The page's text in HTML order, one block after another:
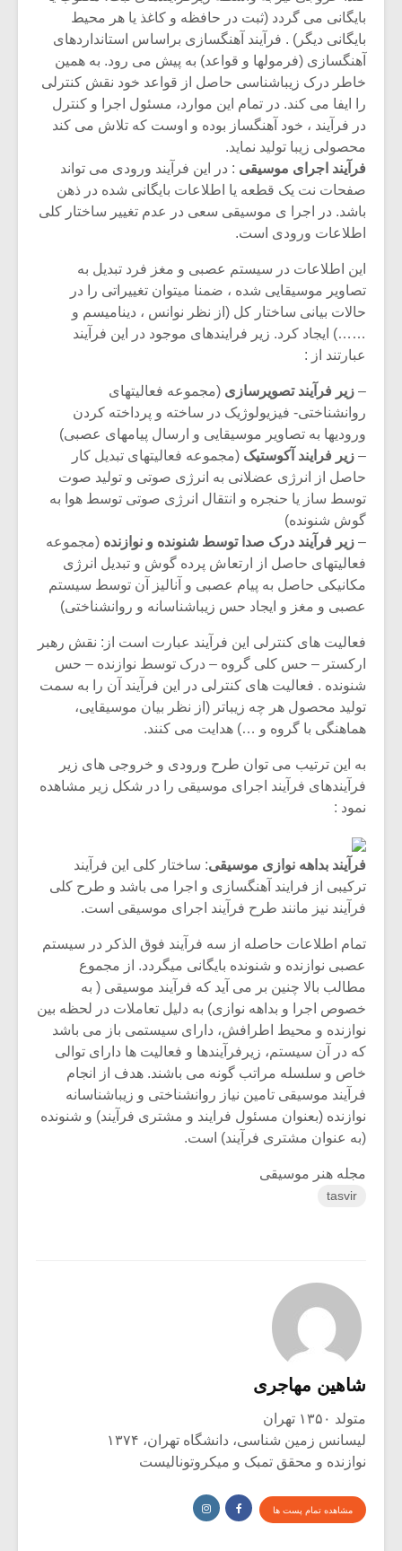
بایگانی می گردد (ثبت در حافظه و کاغذ یا هر محیط
بایگانی دیگر) . فرآیند آهنگسازی براساس استانداردهای
آهنگسازی (فرمولها و قواعد) به پیش می رود. به همین
خاطر درک زیباشناسی حاصل از قواعد خود نقش کنترلی
را ایفا می کند. در تمام این موارد، مسئول اجرا و کنترل
در فرآیند ، خود آهنگساز بوده و اوست که تلاش می کند
محصولی زیبا تولید نماید.
فرآیند اجرای موسیقی : در این فرآیند ورودی می تواند
صفحات نت یک قطعه یا اطلاعات بایگانی شده در ذهن
باشد. در اجرا ی موسیقی سعی در عدم تغییر ساختار کلی
اطلاعات ورودی است.
این اطلاعات در سیستم عصبی و مغز فرد تبدیل به
تصاویر موسیقایی شده ، ضمنا میتوان تغییراتی را در
حالات بیانی ساختار کل (از نظر نوانس ، دینامیسم و
……) ایجاد کرد. زیر فرایندهای موجود در این فرآیند
عبارتند از :
– زیر فرآیند تصویرسازی (مجموعه فعالیتهای
روانشناختی- فیزیولوژیک در ساخته و پرداخته کردن
ورودیها به تصاویر موسیقایی و ارسال پیامهای عصبی)
– زیر فرایند آکوستیک (مجموعه فعالیتهای تبدیل کار
حاصل از انرژی عضلانی به انرژی صوتی و تولید صوت
توسط ساز یا حنجره و انتقال انرژی صوتی توسط هوا به
گوش شنونده)
– زیر فرآیند درک صدا توسط شنونده و نوازنده (مجموعه
فعالیتهای حاصل از ارتعاش پرده گوش و تبدیل انرژی
مکانیکی حاصل به پیام عصبی و آنالیز آن توسط سیستم
عصبی و مغز و ایجاد حس زیباشناسانه و روانشناختی)
فعالیت های کنترلی این فرآیند عبارت است از: نقش رهبر
ارکستر – حس کلی گروه – درک توسط نوازنده – حس
شنونده . فعالیت های کنترلی در این فرآیند آن را به سمت
تولید محصول هر چه زیباتر (از نظر بیان موسیقایی،
هماهنگی با گروه و …) هدایت می کنند.
به این ترتیب می توان طرح ورودی و خروجی های زیر
فرآیندهای فرآیند اجرای موسیقی را در شکل زیر مشاهده
نمود :
فرآیند بداهه نوازی موسیقی: ساختار کلی این فرآیند
ترکیبی از فرایند آهنگسازی و اجرا می باشد و طرح کلی
فرآیند نیز مانند طرح فرآیند اجرای موسیقی است.
تمام اطلاعات حاصله از سه فرآیند فوق الذکر در سیستم
عصبی نوازنده و شنونده بایگانی میگردد. از مجموع
مطالب بالا چنین بر می آید که فرآیند موسیقی ( به
خصوص اجرا و بداهه نوازی) به دلیل تعاملات در لحظه بین
نوازنده و محیط اطرافش، دارای سیستمی باز می باشد
که در آن سیستم، زیرفرآیندها و فعالیت ها دارای توالی
خاص و سلسله مراتب گونه می باشند. هدف از انجام
فرآیند موسیقی تامین نیاز روانشناختی و زیباشناسانه
نوازنده (بعنوان مسئول فرایند و مشتری فرآیند) و شنونده
(به عنوان مشتری فرآیند) است.
مجله هنر موسیقی
tasvir
شاهین مهاجری
متولد ۱۳۵۰ تهران
لیسانس زمین شناسی، دانشگاه تهران، ۱۳۷۴
نوازنده و محقق تمبک و میکروتونالیست
مشاهده تمام پست ها